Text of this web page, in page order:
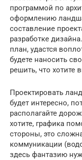
программой по
оформлению
составление
разработке
план, удастся
будете наносить
решить, что хотите
Проектировать
будет интересно,
располагайте
хотите, графика
стороны, это
коммуникации
здесь фантазию